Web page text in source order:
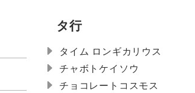
タ行
タイム ロンギカリウス
チャボトケイソウ
チョコレートコスモス